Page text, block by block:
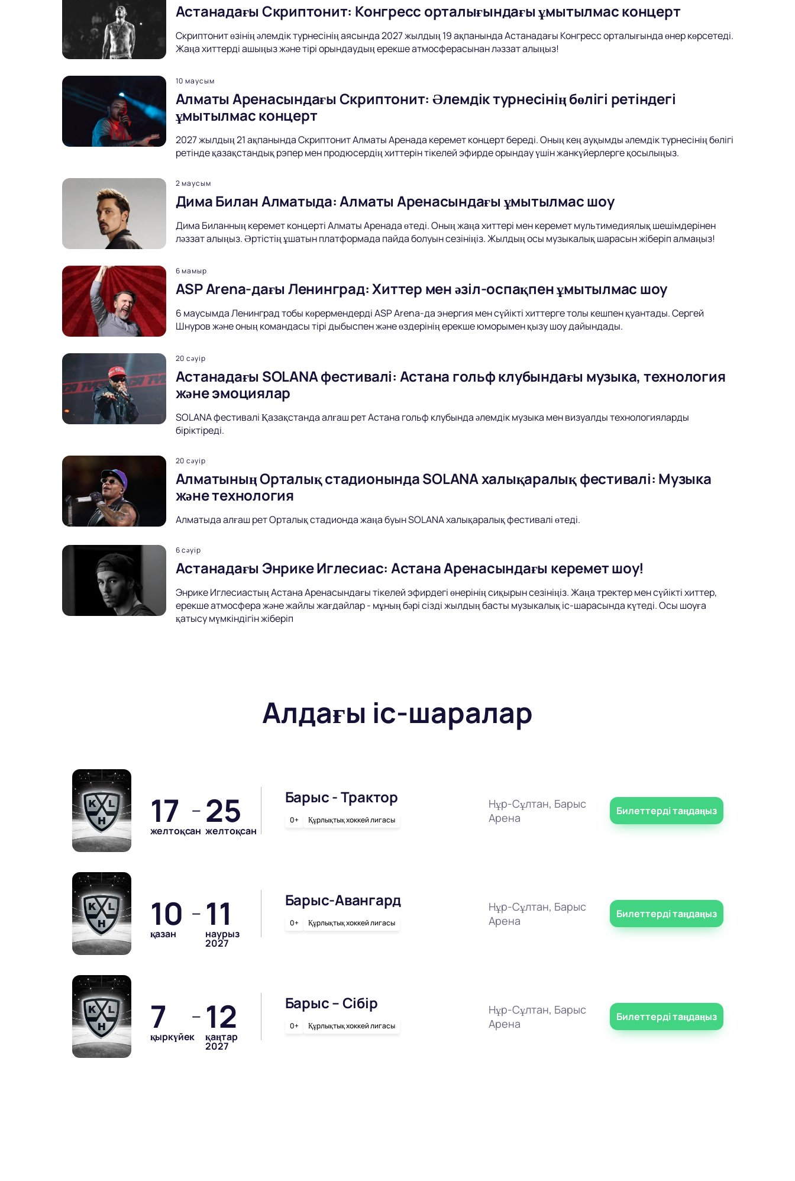
Астанадағы Скриптонит: Конгресс орталығындағы ұмытылмас концерт
Скриптонит өзінің әлемдік турнесінің аясында 2027 жылдың 19 ақпанында Астанадағы Конгресс орталығында өнер көрсетеді.
Жаңа хиттерді ашыңыз және тірі орындаудың ерекше атмосферасынан ләззат алыңыз!
10 маусым
Алматы Аренасындағы Скриптонит: Әлемдік турнесінің бөлігі ретіндегі
ұмытылмас концерт
2027 жылдың 21 ақпанында Скриптонит Алматы Аренада керемет концерт береді. Оның кең ауқымды әлемдік турнесінің бөлігі
ретінде қазақстандық рэпер мен продюсердің хиттерін тікелей эфирде орындау үшін жанкүйерлерге қосылыңыз.
2 маусым
Дима Билан Алматыда: Алматы Аренасындағы ұмытылмас шоу
Дима Биланның керемет концерті Алматы Аренада өтеді. Оның жаңа хиттері мен керемет мультимедиялық шешімдерінен
ләззат алыңыз. Әртістің ұшатын платформада пайда болуын сезініңіз. Жылдың осы музыкалық шарасын жіберіп алмаңыз!
6 мамыр
ASP Arena-дағы Ленинград: Хиттер мен әзіл-оспақпен ұмытылмас шоу
6 маусымда Ленинград тобы көрермендерді ASP Arena-да энергия мен сүйікті хиттерге толы кешпен қуантады. Сергей
Шнуров және оның командасы тірі дыбыспен және өздерінің ерекше юморымен қызу шоу дайындады.
20 сәуір
Астанадағы SOLANA фестивалі: Астана гольф клубындағы музыка, технология
және эмоциялар
SOLANA фестивалі Қазақстанда алғаш рет Астана гольф клубында әлемдік музыка мен визуалды технологияларды
біріктіреді.
20 сәуір
Алматының Орталық стадионында SOLANA халықаралық фестивалі: Музыка
және технология
Алматыда алғаш рет Орталық стадионда жаңа буын SOLANA халықаралық фестивалі өтеді.
6 сәуір
Астанадағы Энрике Иглесиас: Астана Аренасындағы керемет шоу!
Энрике Иглесиастың Астана Аренасындағы тікелей эфирдегі өнерінің сиқырын сезініңіз. Жаңа тректер мен сүйікті хиттер,
ерекше атмосфера және жайлы жағдайлар - мұның бәрі сізді жылдың басты музыкалық іс-шарасында күтеді. Осы шоуға
қатысу мүмкіндігін жіберіп
Алдағы іс-шаралар
17
желтоқсан
— 25
желтоқсан
Барыс - Трактор
0+ Құрлықтық хоккей лигасы
Нұр-Сұлтан, Барыс
Арена
Билеттерді таңдаңыз
10
қазан
— 11
наурыз
2027
Барыс-Авангард
0+ Құрлықтық хоккей лигасы
Нұр-Сұлтан, Барыс
Арена
Билеттерді таңдаңыз
7
қыркүйек
— 12
қаңтар
2027
Барыс – Сібір
0+ Құрлықтық хоккей лигасы
Нұр-Сұлтан, Барыс
Арена
Билеттерді таңдаңыз